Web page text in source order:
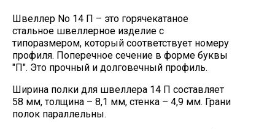
Швеллер No 14 П – это горячекатаное
стальное швеллерное изделие с
типоразмером, который соответствует номеру
профиля. Поперечное сечение в форме буквы
"П". Это прочный и долговечный профиль.
Ширина полки для швеллера 14 П составляет
58 мм, толщина – 8,1 мм, стенка – 4,9 мм. Грани
полок параллельны.